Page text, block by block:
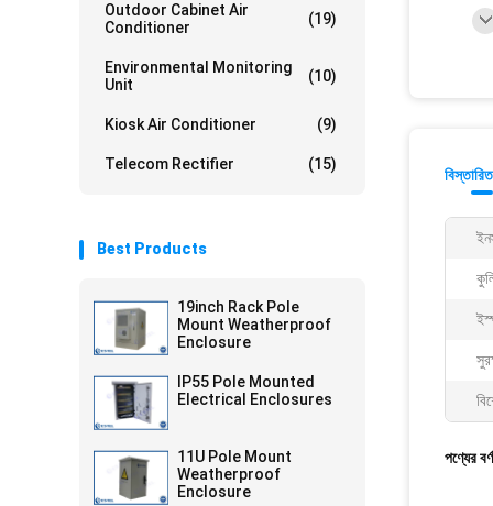
Outdoor Cabinet Air
Conditioner
(19)
Environmental Monitoring
Unit
(10)
Kiosk Air Conditioner (9)
Telecom Rectifier (15)
Best Products
19inch Rack Pole
Mount Weatherproof
Enclosure
IP55 Pole Mounted
Electrical Enclosures
11U Pole Mount
Weatherproof
Enclosure
পণ্যের